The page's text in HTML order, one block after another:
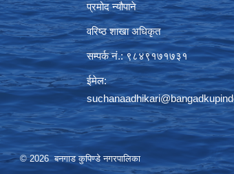
प्रमोद न्यौपाने
वरिष्ठ शाखा अधिकृत
सम्पर्क नं.: ९८४९१७१७३१
ईमेल:
© 2026 बनगाड कुपिण्डे नगरपालिका